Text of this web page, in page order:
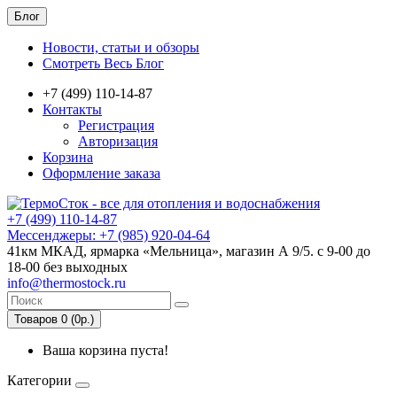
Блог
Новости, статьи и обзоры
Смотреть Весь Блог
+7 (499) 110-14-87
Контакты
Регистрация
Авторизация
Корзина
Оформление заказа
+7 (499) 110-14-87
Мессенджеры: +7 (985) 920-04-64
41км МКАД, ярмарка «Мельница», магазин А 9/5. с 9-00 до
18-00 без выходных
info@thermostock.ru
Товаров 0 (0р.)
Ваша корзина пуста!
Категории